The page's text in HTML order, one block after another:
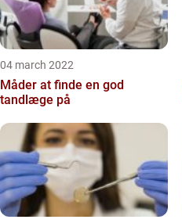
04 march 2022
Måder at finde en god
tandlæge på